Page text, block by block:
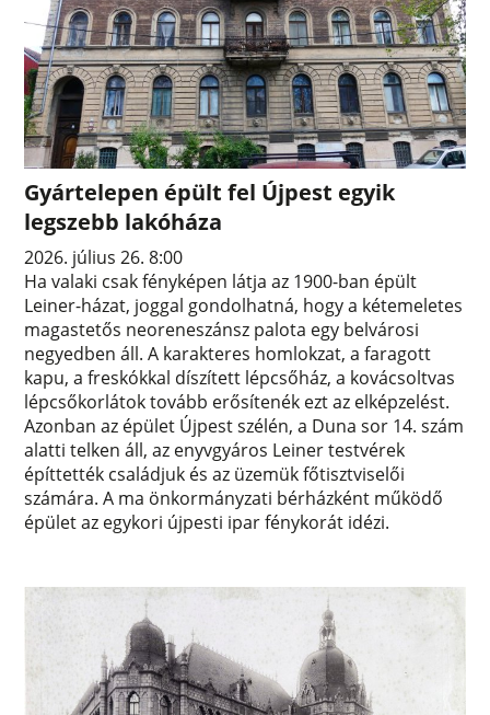
Gyártelepen épült fel Újpest egyik
legszebb lakóháza
2026. július 26. 8:00
Ha valaki csak fényképen látja az 1900-ban épült
Leiner-házat, joggal gondolhatná, hogy a kétemeletes
magastetős neoreneszánsz palota egy belvárosi
negyedben áll. A karakteres homlokzat, a faragott
kapu, a freskókkal díszített lépcsőház, a kovácsoltvas
lépcsőkorlátok tovább erősítenék ezt az elképzelést.
Azonban az épület Újpest szélén, a Duna sor 14. szám
alatti telken áll, az enyvgyáros Leiner testvérek
építtették családjuk és az üzemük főtisztviselői
számára. A ma önkormányzati bérházként működő
épület az egykori újpesti ipar fénykorát idézi.